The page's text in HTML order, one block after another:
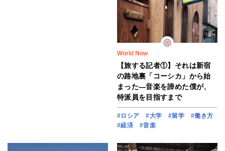
World Now
【旅する記者①】それは新宿
の路地裏「コーシカ」から始
まった―音楽を諦めた僕が、
特派員を目指すまで
#ロシア #大学 #留学
#働き方
#経済
#音楽